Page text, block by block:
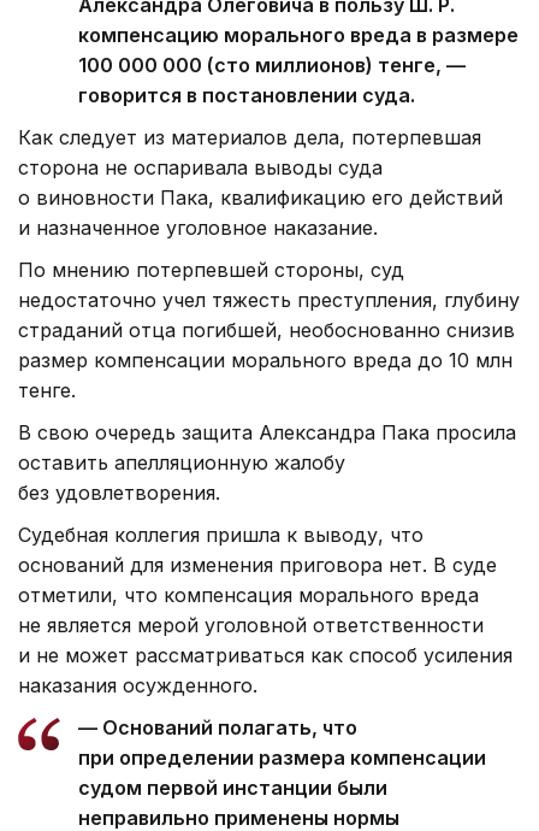
компенсацию морального вреда в размере
100 000 000 (сто миллионов) тенге, —
говорится в постановлении суда.
Как следует из материалов дела, потерпевшая
сторона не оспаривала выводы суда
о виновности Пака, квалификацию его действий
и назначенное уголовное наказание.
По мнению потерпевшей стороны, суд
недостаточно учел тяжесть преступления, глубину
страданий отца погибшей, необоснованно снизив
размер компенсации морального вреда до 10 млн
тенге.
В свою очередь защита Александра Пака просила
оставить апелляционную жалобу
без удовлетворения.
Судебная коллегия пришла к выводу, что
оснований для изменения приговора нет. В суде
отметили, что компенсация морального вреда
не является мерой уголовной ответственности
и не может рассматриваться как способ усиления
наказания осужденного.
— Оснований полагать, что
при определении размера компенсации
судом первой инстанции были
неправильно применены нормы